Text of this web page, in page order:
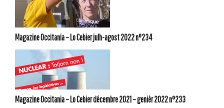
Magazine Occitania – Lo Cebier julh-agost 2022 n°234
Magazine Occitania – Lo Cebier décembre 2021 – genièr 2022 n°233